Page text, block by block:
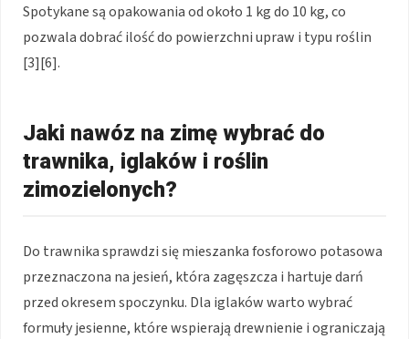
Spotykane są opakowania od około 1 kg do 10 kg, co
pozwala dobrać ilość do powierzchni upraw i typu roślin
[3][6].
Jaki nawóz na zimę wybrać do
trawnika, iglaków i roślin
zimozielonych?
Do trawnika sprawdzi się mieszanka fosforowo potasowa
przeznaczona na jesień, która zagęszcza i hartuje darń
przed okresem spoczynku. Dla iglaków warto wybrać
formuły jesienne, które wspierają drewnienie i ograniczają